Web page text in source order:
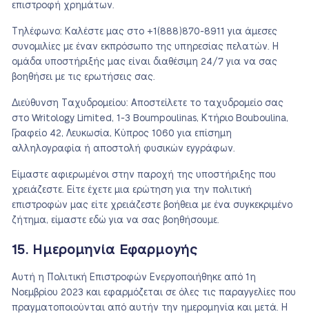
επιστροφή χρημάτων.
Τηλέφωνο: Καλέστε μας στο +1(888)870-8911 για άμεσες
συνομιλίες με έναν εκπρόσωπο της υπηρεσίας πελατών. Η
ομάδα υποστήριξής μας είναι διαθέσιμη 24/7 για να σας
βοηθήσει με τις ερωτήσεις σας.
Διεύθυνση Ταχυδρομείου: Αποστείλετε το ταχυδρομείο σας
στο Writology Limited, 1-3 Boumpoulinas, Κτήριο Bouboulina,
Γραφείο 42, Λευκωσία, Κύπρος 1060 για επίσημη
αλληλογραφία ή αποστολή φυσικών εγγράφων.
Είμαστε αφιερωμένοι στην παροχή της υποστήριξης που
χρειάζεστε. Είτε έχετε μια ερώτηση για την πολιτική
επιστροφών μας είτε χρειάζεστε βοήθεια με ένα συγκεκριμένο
ζήτημα, είμαστε εδώ για να σας βοηθήσουμε.
15. Ημερομηνία Εφαρμογής
Αυτή η Πολιτική Επιστροφών Ενεργοποιήθηκε από 1η
Νοεμβρίου 2023 και εφαρμόζεται σε όλες τις παραγγελίες που
πραγματοποιούνται από αυτήν την ημερομηνία και μετά. Η